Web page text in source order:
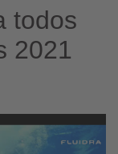
todos
2021